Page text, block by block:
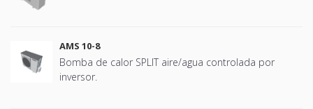
AMS 10-8
Bomba de calor SPLIT aire/agua controlada por
inversor.